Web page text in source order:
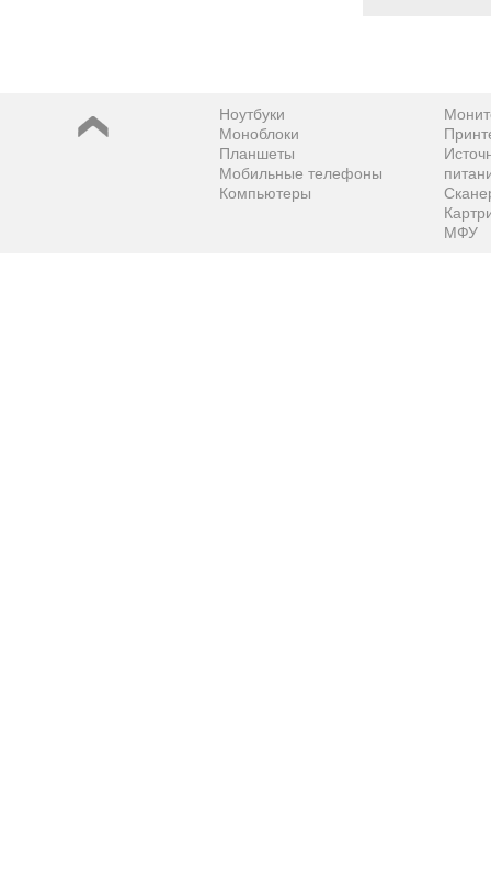
Ноутбуки
Моноблоки
Планшеты
Мобильные телефоны
Компьютеры
МФУ